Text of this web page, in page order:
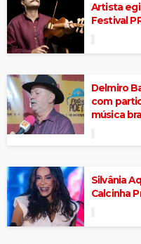
Artista
Festival
Delmiro
com
música
Silvânia
Calcinha